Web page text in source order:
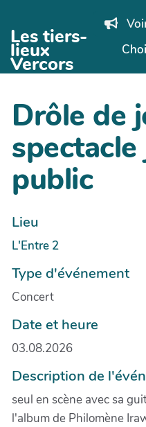
Aller au contenu principal
Les tiers-
lieux
Vercors
Drôle de
spectacle
public
Lieu
L'Entre 2
Type d'événement
Concert
Date et heure
03.08.2026
Description de
seul en scène avec sa
l'album de Philomène